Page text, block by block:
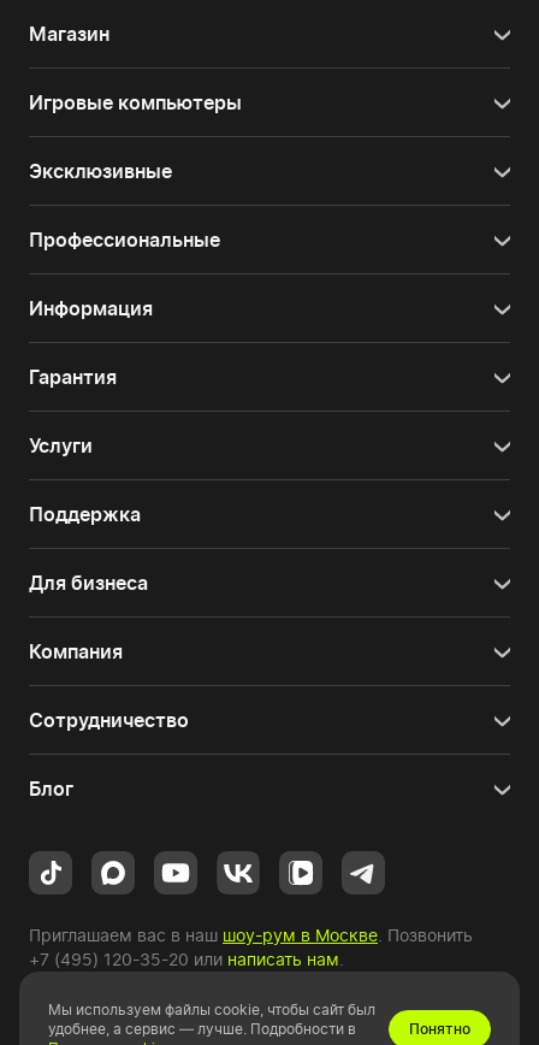
Магазин
Игровые компьютеры
Эксклюзивные
Профессиональные
Информация
Гарантия
Услуги
Поддержка
Для бизнеса
Компания
Сотрудничество
Блог
Приглашаем вас в наш шоу-рум в Москве . Позвонить
+7 (495) 120-35-20 или написать нам
Copyright © 2010-2026 HYPERPC.
Мы используем файлы cookie, чтобы сайт был
удобнее, а сервис — лучше. Подробности в
Понятно